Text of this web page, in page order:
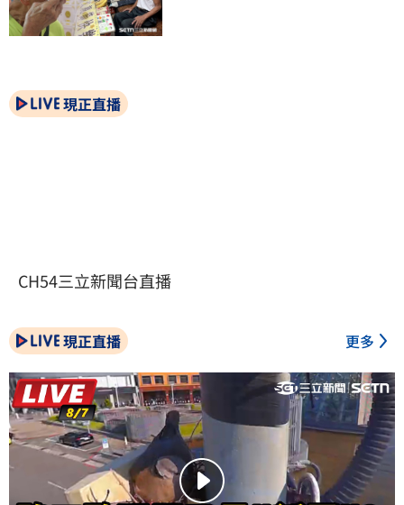
現正直播
CH54三立新聞台直播
現正直播 更多